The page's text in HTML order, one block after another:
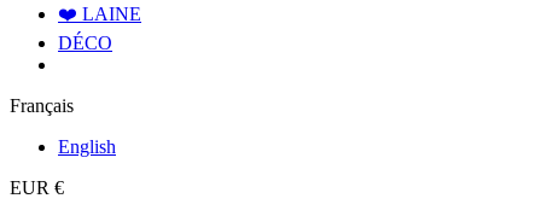
❤️ LAINE
DÉCO
Français
English
EUR €